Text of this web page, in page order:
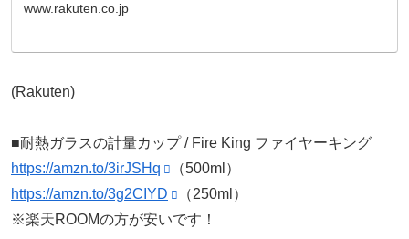
www.rakuten.co.jp
(Rakuten)
■耐熱ガラスの計量カップ / Fire King ファイヤーキング
https://amzn.to/3irJSHq
（500ml）
https://amzn.to/3g2CIYD
（250ml）
※楽天ROOMの方が安いです！